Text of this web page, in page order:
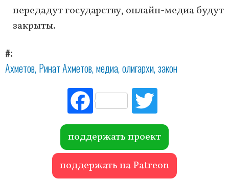
передадут государству, онлайн-медиа будут
закрыты.
#
Ахметов Ринат Ахметов медиа олигархи закон
Fac
ebo
ok r
поддержать проект
поддержать на Patreon